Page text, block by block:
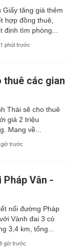
Giấy tăng giá thêm
hợp đồng thuê,
tìm phòng...
phút trước
thuê các gian
Thái sẽ cho thuê
giá 2 triệu
Mang về...
trước
Vân -
nối đường Pháp
Vành đai 3 có
3,4 km, tổng...
giờ trước